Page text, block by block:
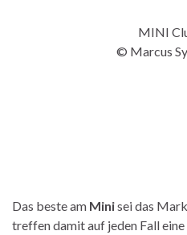
MINI
© Marcus
Das beste am Minisei das
treffen damit auf jeden Fall